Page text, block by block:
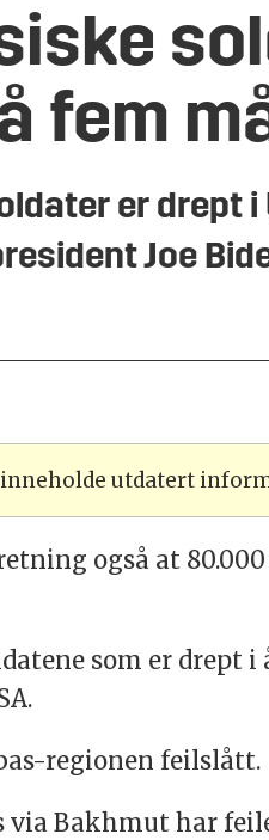
fem
er drept
Joe
utdatert
også at
som er drept i
regionen feilslått.
via Bakhmut har